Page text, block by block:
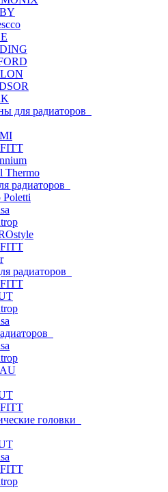
для радиаторов
Thermo
радиаторов
Poletti
радиаторов
головки